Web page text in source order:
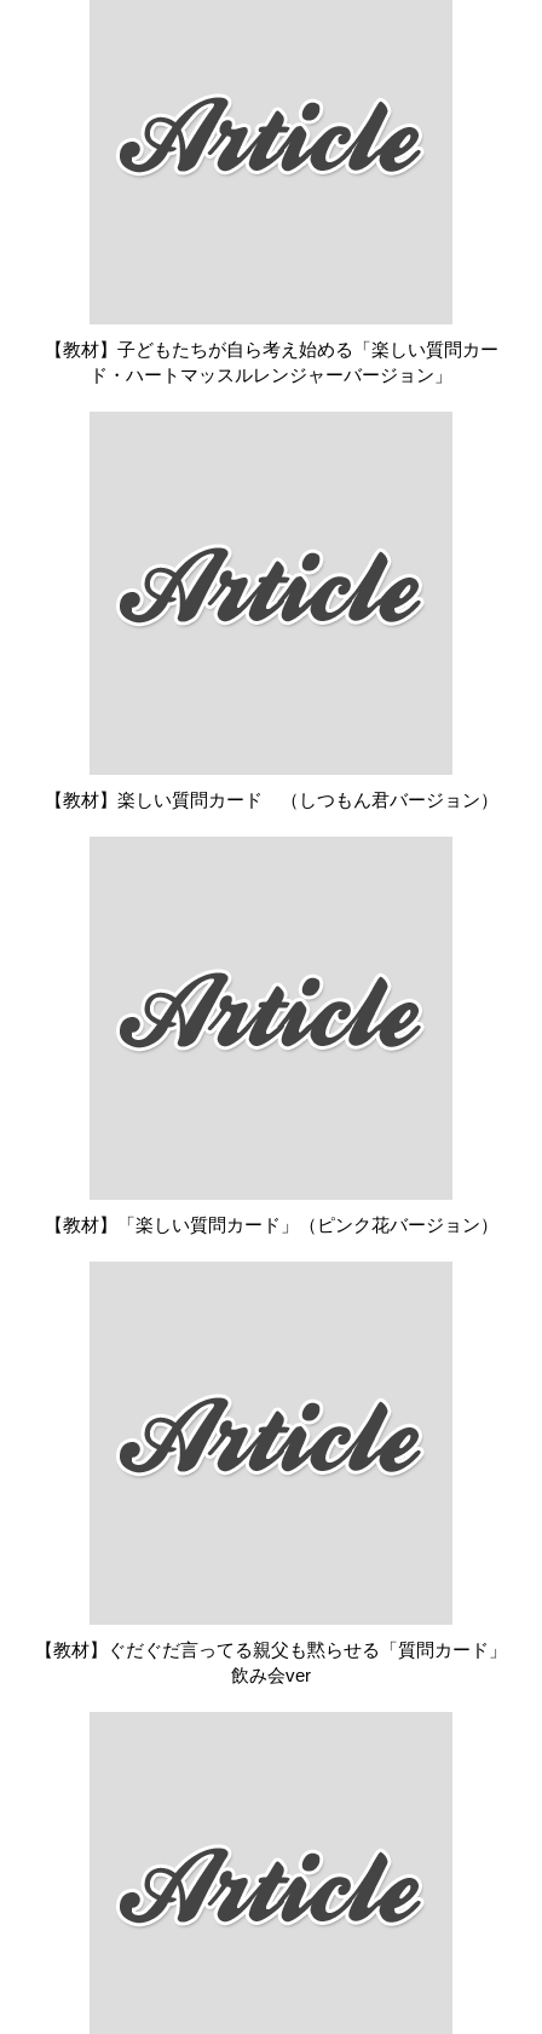
【教材】子どもたちが自ら考え始める「楽しい質問カー
ド・ハートマッスルレンジャーバージョン」
【教材】楽しい質問カード （しつもん君バージョン）
【教材】「楽しい質問カード」（ピンク花バージョン）
【教材】ぐだぐだ言ってる親父も黙らせる「質問カード」
飲み会ver